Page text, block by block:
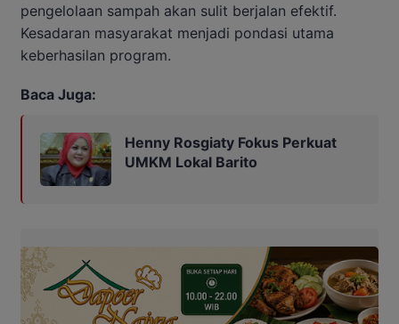
pengelolaan sampah akan sulit berjalan efektif.
Kesadaran masyarakat menjadi pondasi utama
keberhasilan program.
Baca Juga:
Henny Rosgiaty Fokus Perkuat
UMKM Lokal Barito